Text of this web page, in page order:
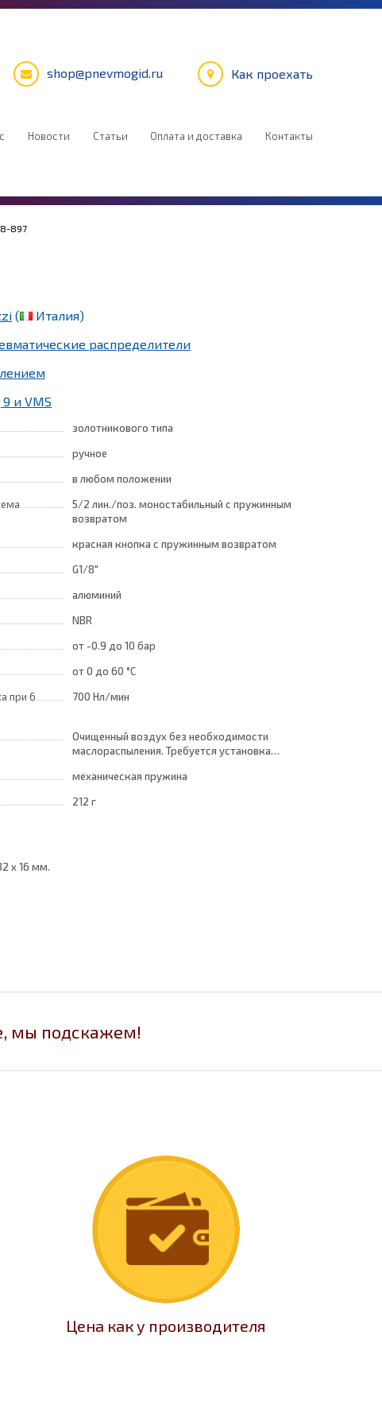
shop@pnevmogid.ru Как проехать
Новости Статьи Оплата и доставка Контакты
897
(
Италия)
распределители
9 и VMS
золотникового типа
ручное
в любом положении
5/2 лин./поз. моностабильный с пружинным
возвратом
красная кнопка с пружинным возвратом
G1/8"
алюминий
NBR
от -0.9 до 10 бар
от 0 до 60 °C
при 6
700 Нл/мин
Очищенный воздух без необходимости
маслораспыления. Требуется установка
обеспечивающего класс очистки воздуха по
механическая пружина
212 г
х 16 мм.
мы подскажем!
Цена как у производителя